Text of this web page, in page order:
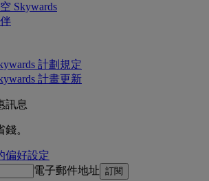
Skywards
計劃規定
計畫更新
訊息
。
偏好設定
電子郵件地址 訂閱